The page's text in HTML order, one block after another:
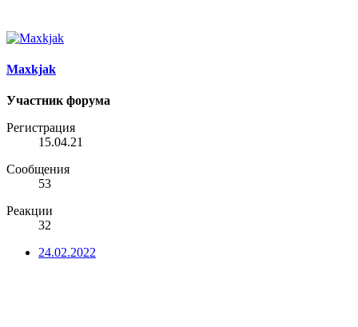
Maxkjak
Участник форума
Регистрация
15.04.21
Сообщения
53
Реакции
32
24.02.2022